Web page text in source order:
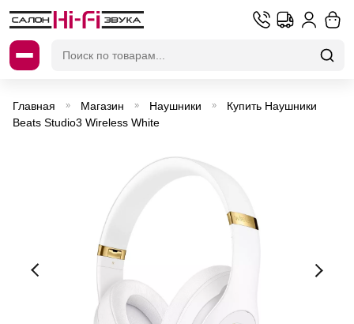
Главная » Магазин » Наушники »
Купить Наушники
Beats Studio3 Wireless White